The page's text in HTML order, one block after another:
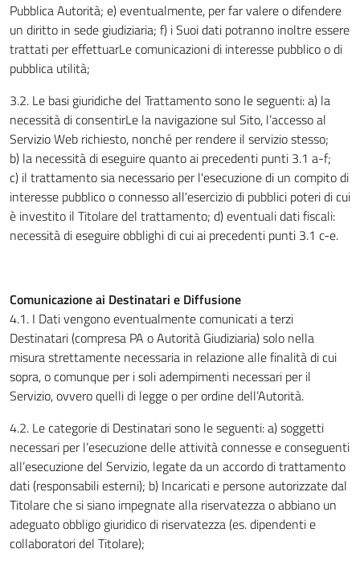
Pubblica Autorità; e) eventualmente, per far valere o difendere
un diritto in sede giudiziaria; f) i Suoi dati potranno inoltre essere
trattati per effettuarLe comunicazioni di interesse pubblico o di
pubblica utilità;
3.2. Le basi giuridiche del Trattamento sono le seguenti: a) la
necessità di consentirLe la navigazione sul Sito, l’accesso al
Servizio Web richiesto, nonché per rendere il servizio stesso;
b) la necessità di eseguire quanto ai precedenti punti 3.1 a-f;
c) il trattamento sia necessario per l'esecuzione di un compito di
interesse pubblico o connesso all'esercizio di pubblici poteri di cui
è investito il Titolare del trattamento; d) eventuali dati fiscali:
necessità di eseguire obblighi di cui ai precedenti punti 3.1 c-e.
Comunicazione ai Destinatari e Diffusione
4.1. I Dati vengono eventualmente comunicati a terzi
Destinatari (compresa PA o Autorità Giudiziaria) solo nella
misura strettamente necessaria in relazione alle finalità di cui
sopra, o comunque per i soli adempimenti necessari per il
Servizio, ovvero quelli di legge o per ordine dell’Autorità.
4.2. Le categorie di Destinatari sono le seguenti: a) soggetti
necessari per l’esecuzione delle attività connesse e conseguenti
all’esecuzione del Servizio, legate da un accordo di trattamento
dati (responsabili esterni); b) Incaricati e persone autorizzate dal
Titolare che si siano impegnate alla riservatezza o abbiano un
adeguato obbligo giuridico di riservatezza (es. dipendenti e
collaboratori del Titolare);